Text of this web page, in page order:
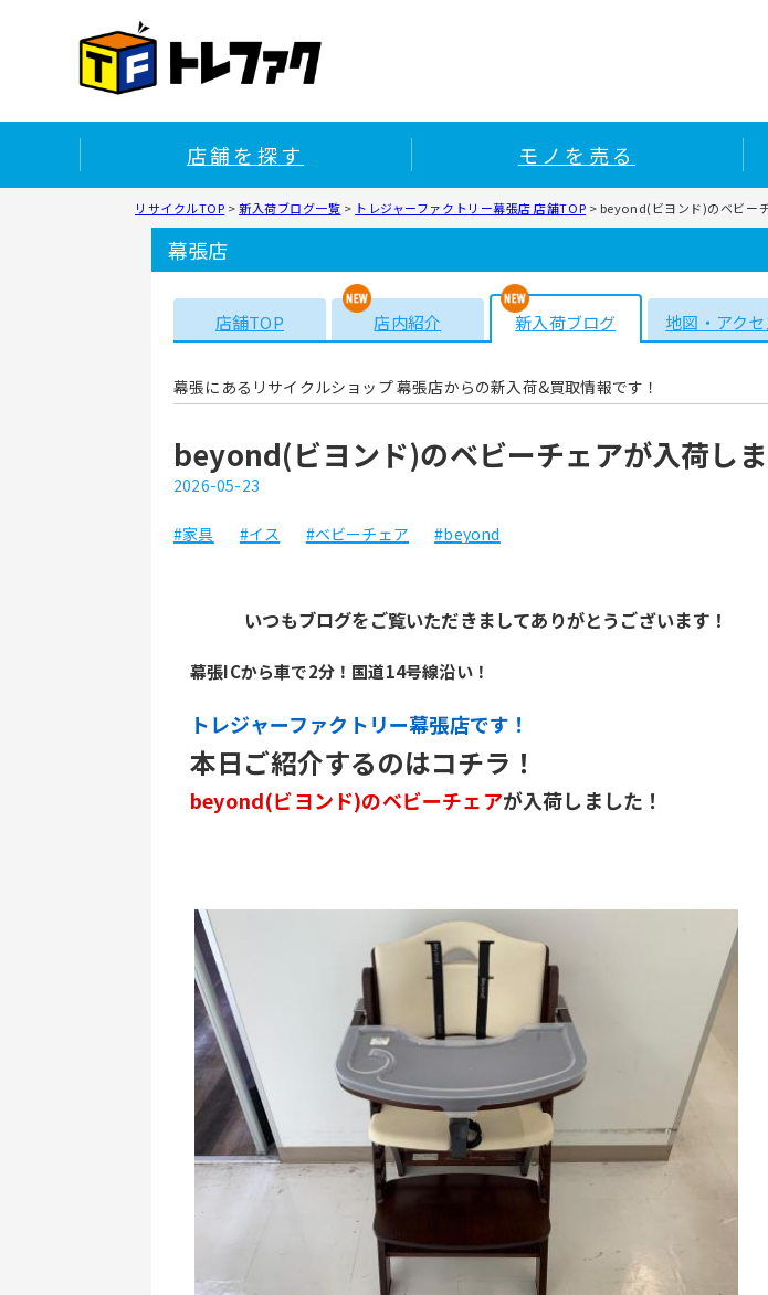
店舗を探す モノを売る
リサイクルTOP >新入荷ブログ一覧 > トレジャーファクトリー幕張店 店舗TOP > beyond(ビヨンド)のベビー
幕張店
店舗TOP 店内紹介 新入荷ブログ 地図・アクセ
幕張にあるリサイクルショップ 幕張店からの新入荷&買取情報です！
beyond(ビヨンド)のベビーチェアが入荷しま
2026-05-23
#家具 #イス #ベビーチェア #beyond
いつもブログをご覧いただきましてありがとうございます！
幕張ICから車で2分！国道14号線沿い！
トレジャーファクトリー幕張店です！
本日ご紹介するのはコチラ！
beyond(ビヨンド)のベビーチェアが入荷しました！